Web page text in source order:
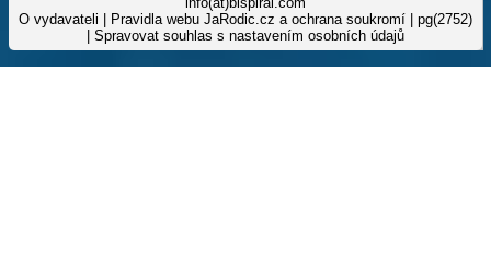
O vydavateli
Pravidla webu JaRodic.cz a ochrana soukromí | pg(2752)
Spravovat souhlas s nastavením osobních údajů